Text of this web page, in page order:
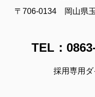
〒706-0134 岡山県
TEL：
採用専用